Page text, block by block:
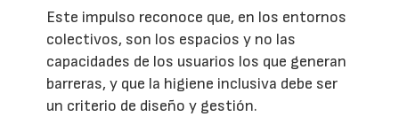
Este impulso reconoce que, en los entornos
colectivos, son los espacios y no las
capacidades de los usuarios los que generan
barreras, y que la higiene inclusiva debe ser
un criterio de diseño y gestión.